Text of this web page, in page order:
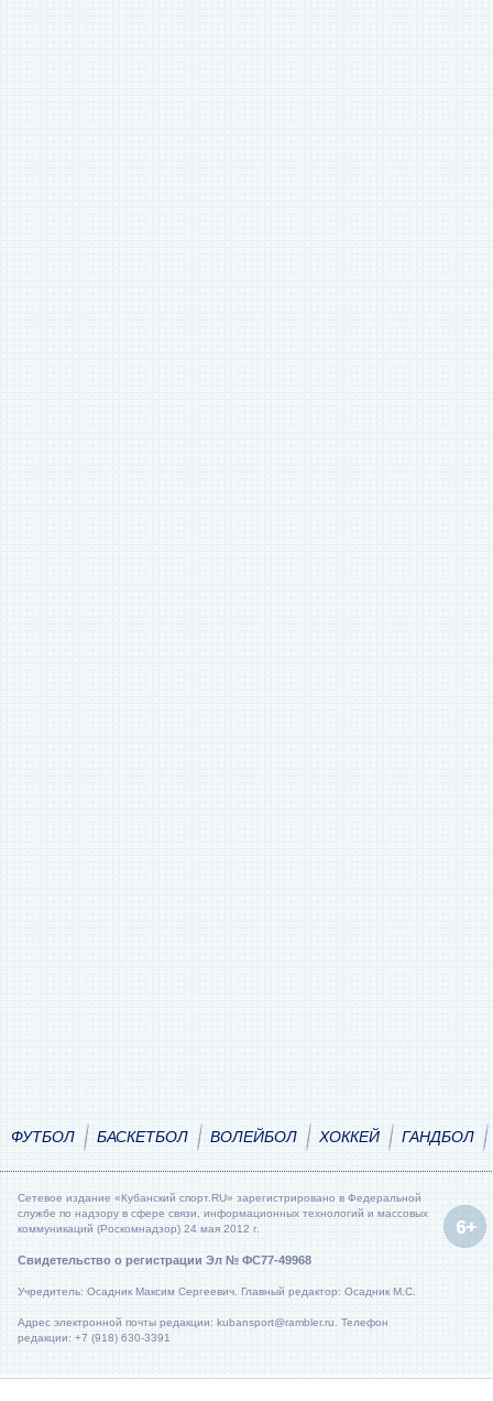
ФУТБОЛ БАСКЕТБОЛ ВОЛЕЙБОЛ ХОККЕЙ ГАНДБОЛ
Сетевое издание «Кубанский спорт.RU» зарегистрировано в Федеральной
службе по надзору в сфере связи, информационных технологий и массовых
коммуникаций (Роскомнадзор) 24 мая 2012 г.
Свидетельство о регистрации Эл № ФС77-49968
Учредитель: Осадник Максим Сергеевич. Главный редактор: Осадник М.С.
Адрес электронной почты редакции: kubansport@rambler.ru. Телефон
редакции: +7 (918) 630-3391